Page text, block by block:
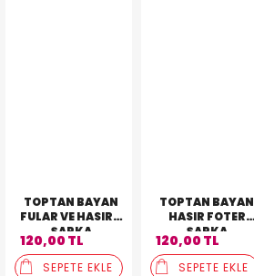
TOPTAN BAYAN
FULAR VE HASIRLI
ŞAPKA
120,00 TL
SEPETE EKLE
TOPTAN BAYAN
HASIR FOTER
ŞAPKA
120,00 TL
SEPETE EKLE